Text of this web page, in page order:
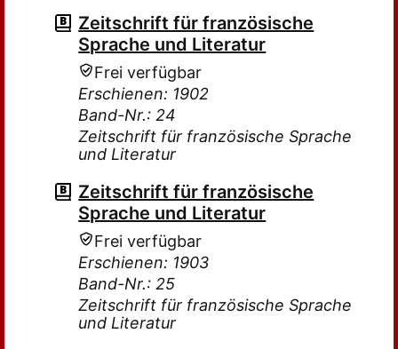
Zeitschrift für französische
Sprache und Literatur
Frei verfügbar
Erschienen: 1902
Band-Nr.: 24
Zeitschrift für französische Sprache
und Literatur
Zeitschrift für französische
Sprache und Literatur
Frei verfügbar
Erschienen: 1903
Band-Nr.: 25
Zeitschrift für französische Sprache
und Literatur